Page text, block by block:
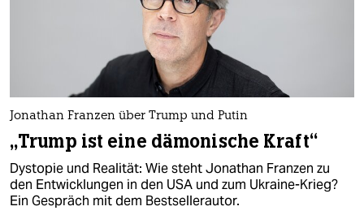
Jonathan Franzen über Trump und Putin
„Trump ist eine dämonische Kraft“
Dystopie und Realität: Wie steht Jonathan Franzen zu
den Entwicklungen in den USA und zum Ukraine-Krieg?
Ein Gespräch mit dem Bestsellerautor.